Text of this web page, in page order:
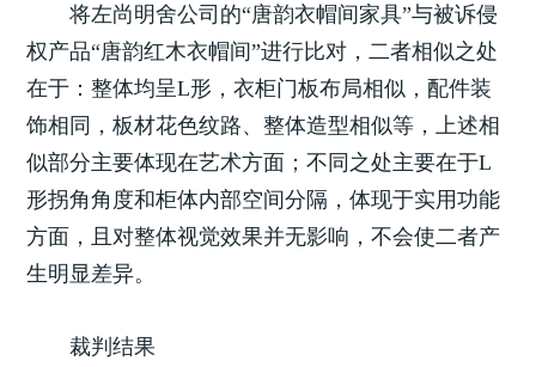
将左尚明舍公司的“唐韵衣帽间家具”与被诉侵
权产品“唐韵红木衣帽间”进行比对，二者相似之处
在于：整体均呈L形，衣柜门板布局相似，配件装
饰相同，板材花色纹路、整体造型相似等，上述相
似部分主要体现在艺术方面；不同之处主要在于L
形拐角角度和柜体内部空间分隔，体现于实用功能
方面，且对整体视觉效果并无影响，不会使二者产
生明显差异。
裁判结果